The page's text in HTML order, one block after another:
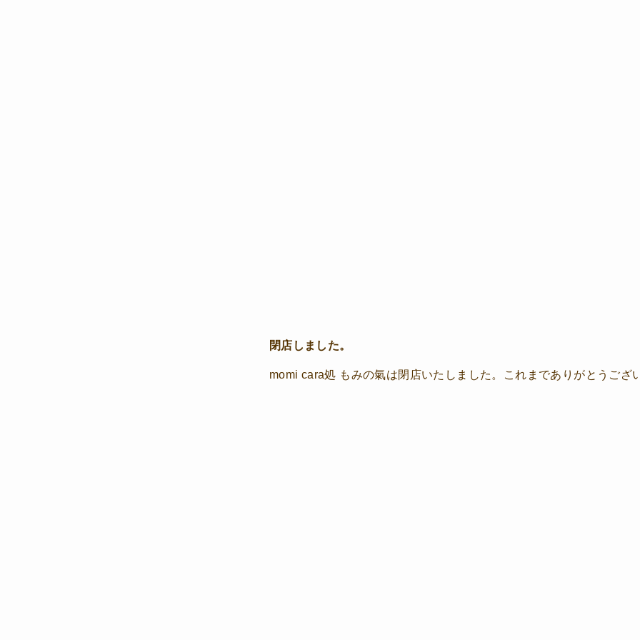
閉店しました。
momi cara処 もみの氣は閉店いたしました。これまでありがとうござ